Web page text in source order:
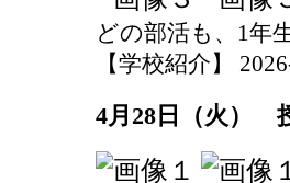
どの部活も、1年
【学校紹介】
4月28日（火）